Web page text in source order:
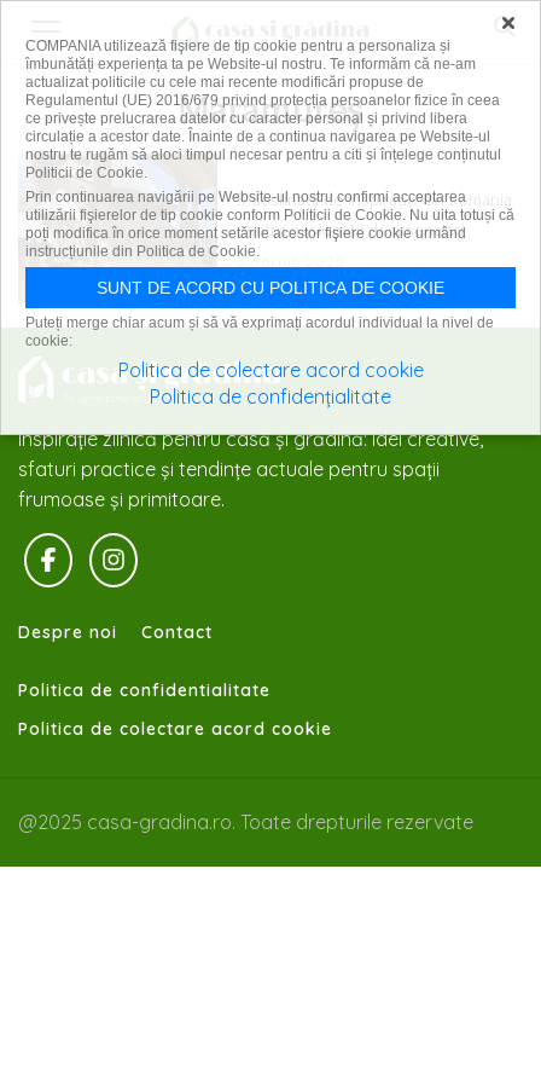
Maramureș
3 destinații de inspirație din România
pentru pasionații de amenajări
5 aprilie 2025
Inspirație zilnică pentru casă și grădină: idei creative,
sfaturi practice și tendințe actuale pentru spații
frumoase și primitoare.
Despre noi Contact
Politica de confidentialitate
Politica de colectare acord cookie
@2025 casa-gradina.ro. Toate drepturile rezervate
×
COMPANIA utilizează fişiere de tip cookie pentru a personaliza și
îmbunătăți experiența ta pe Website-ul nostru. Te informăm că ne-am
actualizat politicile cu cele mai recente modificări propuse de
Regulamentul (UE) 2016/679 privind protecția persoanelor fizice în ceea
ce privește prelucrarea datelor cu caracter personal și privind libera
circulație a acestor date. Înainte de a continua navigarea pe Website-ul
nostru te rugăm să aloci timpul necesar pentru a citi și înțelege conținutul
Politicii de Cookie.
Prin continuarea navigării pe Website-ul nostru confirmi acceptarea
utilizării fişierelor de tip cookie conform Politicii de Cookie. Nu uita totuși că
poți modifica în orice moment setările acestor fişiere cookie urmând
instrucțiunile din Politica de Cookie.
SUNT DE ACORD CU POLITICA DE COOKIE
Puteți merge chiar acum și să vă exprimați acordul individual la nivel de
cookie:
Politica de colectare acord cookie
Politica de confidențialitate